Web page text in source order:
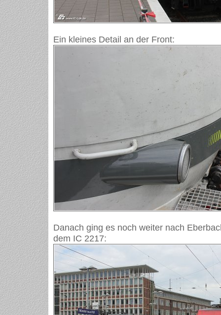
Ein kleines Detail an der Front:
Danach ging es noch weiter nach
dem IC 2217: